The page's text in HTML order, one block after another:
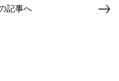
記事へ